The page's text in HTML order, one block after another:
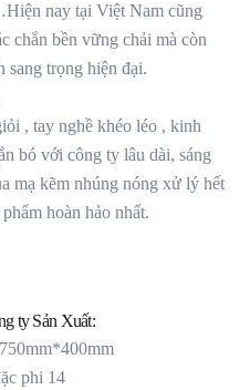
nay tại Việt Nam cũng
chắn bền vững chải mà còn
sang trọng hiện đại.
, tay nghề khéo léo , kinh
bó với công ty lâu dài, sáng
mạ kẽm nhúng nóng xử lý hết
hoàn hảo nhất.
ty Sản Xuất:
phi 14